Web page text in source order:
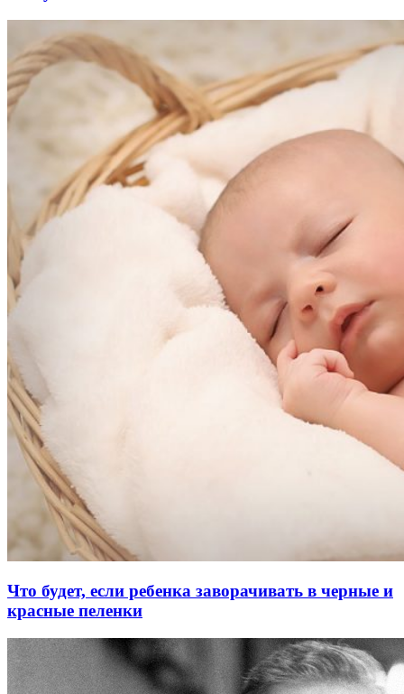
Что будет, если ребенка заворачивать в черные и
красные пеленки